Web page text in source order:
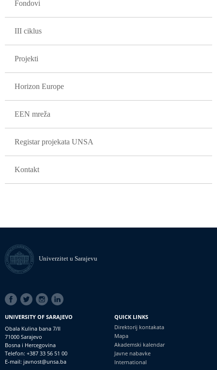
Fondovi
III ciklus
Projekti
Horizon Europe
EEN mreža
Registar projekata UNSA
Kontakt
Univerzitet u Sarajevu
SOCIAL
LINKS
UNIVERSITY OF SARAJEVO
Obala Kulina bana 7/II
71000 Sarajevo
Bosna i Hercegovina
Telefon: +387 33 56 51 00
E-mail: javnost@unsa.ba
QUICK LINKS
Direktorij kontakata
Mapa
Akademski kalendar
Javne nabavke
International